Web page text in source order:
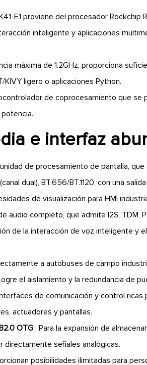
E1 proviene del procesador Rockchip
inteligente y aplicaciones
máxima de 1.2GHz, proporciona
ligero o aplicaciones Python.
de coprocesamiento que se
e interfaz
de procesamiento de pantalla,
dual), BT.656/BT.1120, con una
de visualización para HMI
audio completo, que admite I2S, TDM,
de la interacción de voz inteligente y
a autobuses de campo
el aislamiento y la redundancia de
de comunicación y control ricas
actuadores y pantallas.
OTG : Para la expansión de
directamente señales analógicas.
posibilidades ilimitadas para